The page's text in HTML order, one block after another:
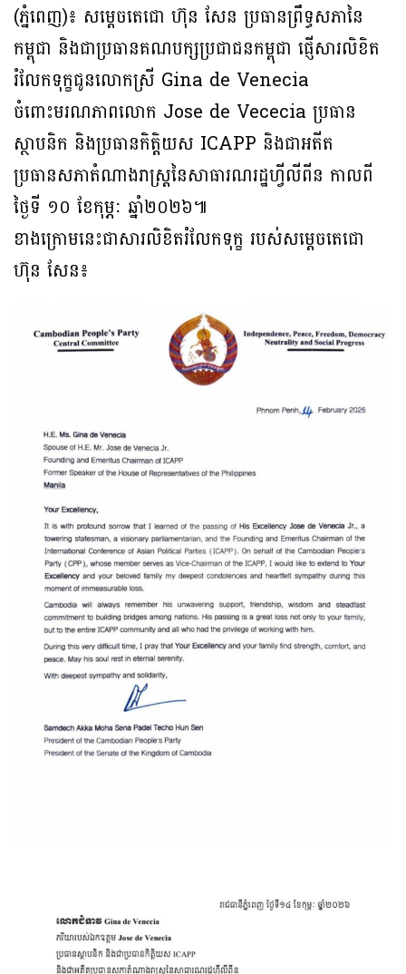
(ភ្នំពេញ)៖ សម្តេចតេជោ ហ៊ុន សែន ប្រធានព្រឹទ្ធសភានៃ
កម្ពុជា និងជាប្រធានគណបក្សប្រជាជនកម្ពុជា ផ្ញើសារលិខិត
រំលែកទុក្ខជូនលោកស្រី Gina de Venecia
ចំពោះមរណភាពលោក Jose de Vececia ប្រធាន
ស្ថាបនិក និងប្រធានកិត្តិយស ICAPP និងជាអតីត
ប្រធានសភាតំណាងរាស្ត្រនៃសាធារណរដ្ឋហ្វីលីពីន កាលពី
ថ្ងៃទី ១០ ខែកុម្ភៈ ឆ្នាំ២០២៦៕
ខាងក្រោមនេះជាសារលិខិតរំលែកទុក្ខ របស់សម្តេចតេជោ
ហ៊ុន សែន៖